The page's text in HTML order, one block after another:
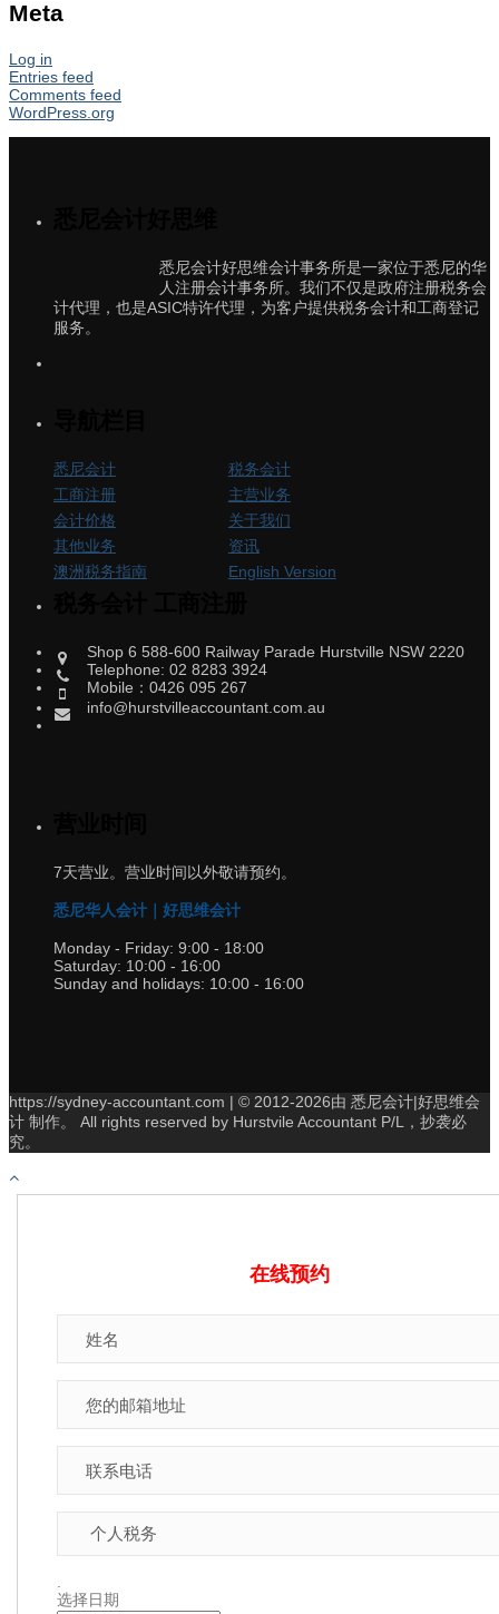
Meta
Log in
Entries feed
Comments feed
WordPress.org
悉尼会计好思维会计事务所是一家位于悉尼的华
人注册会计事务所。我们不仅是政府注册税务会
计代理，也是ASIC特许代理，为客户提供税务会计和工商登记
服务。
悉尼会计
税务会计
工商注册
主营业务
会计价格
关于我们
其他业务
资讯
澳洲税务指南
English Version
Shop 6 588-600 Railway Parade Hurstville NSW 2220
Telephone: 02 8283 3924
Mobile：0426 095 267
info@hurstvilleaccountant.com.au
7天营业。营业时间以外敬请预约。
悉尼华人会计｜好思维会计
Monday - Friday: 9:00 - 18:00
Saturday: 10:00 - 16:00
Sunday and holidays: 10:00 - 16:00
https://sydney-accountant.com | © 2012-2026由 悉尼会计|好思维会
计 制作。 All rights reserved by Hurstvile Accountant P/L，抄袭必
究。
在线预约
选择日期